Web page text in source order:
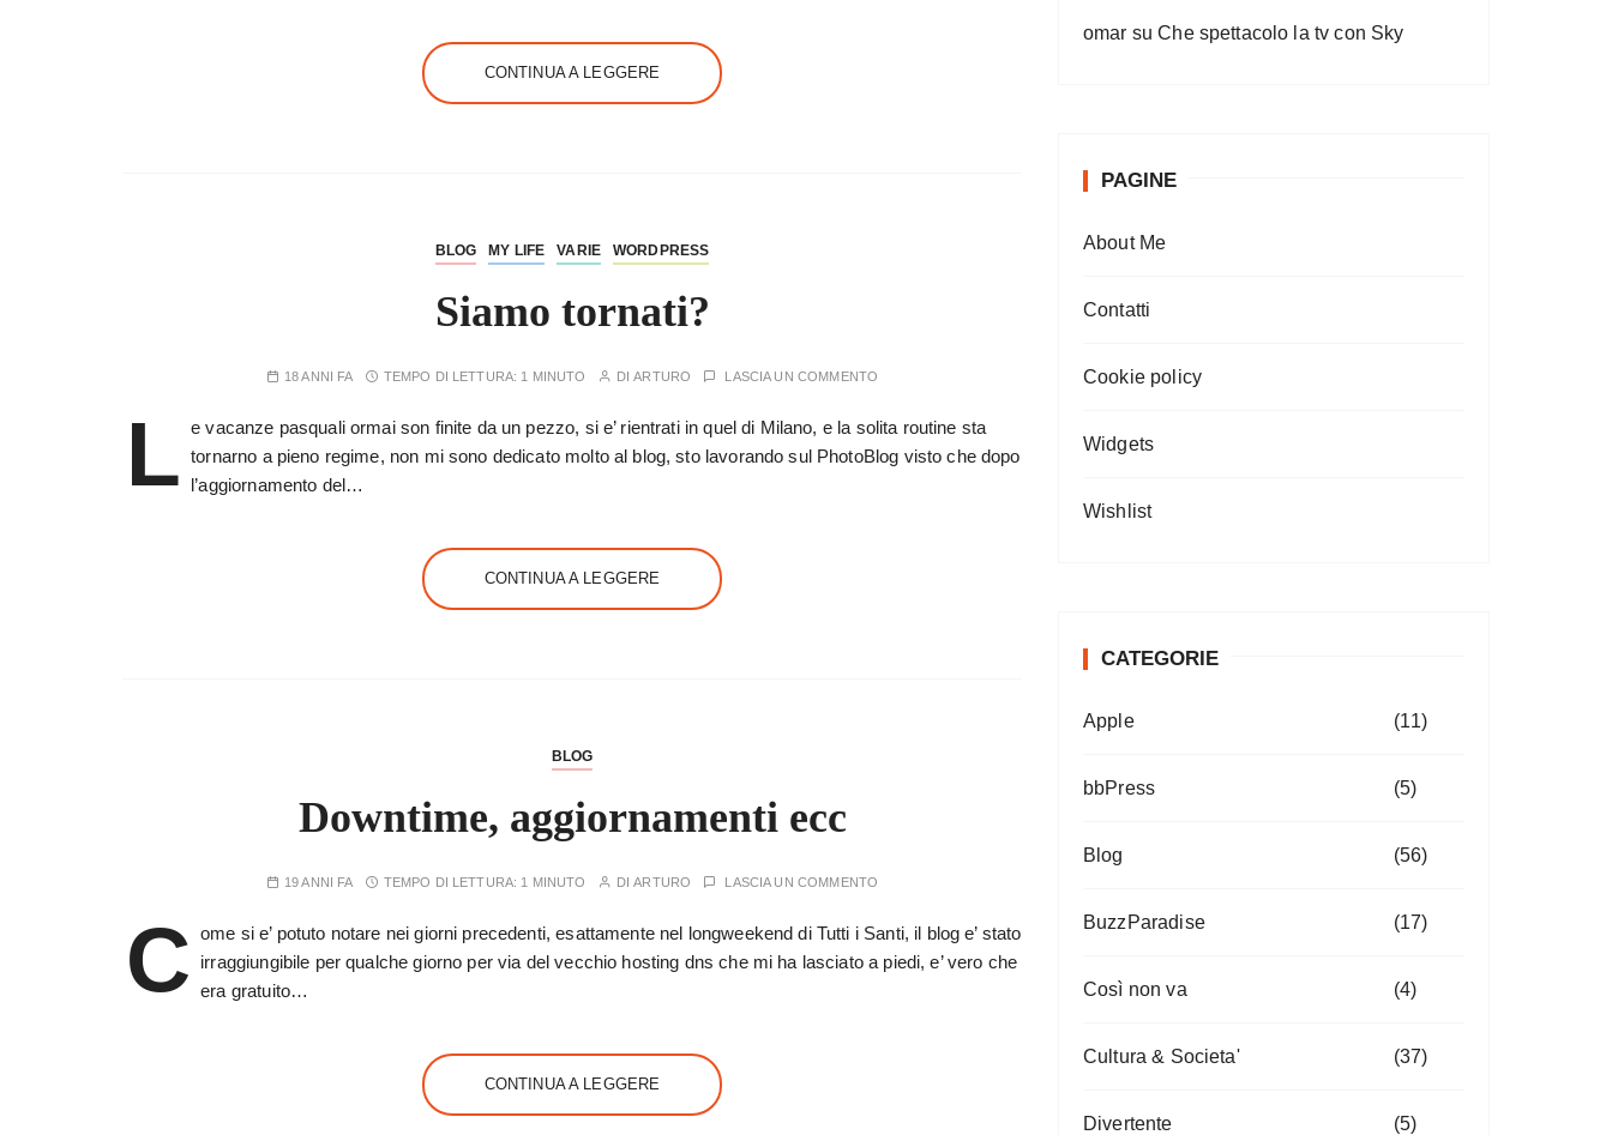
CONTINUA A LEGGERE
BLOG MY LIFE VARIE WORDPRESS
Siamo tornati?
18 ANNI FA TEMPO DI LETTURA: 1 MINUTO DIARTURO LASCIA UN COMMENTO
L e vacanze pasquali ormai son finite da un pezzo, si e’ rientrati in quel di Milano, e la solita routine sta
tornarno a pieno regime, non mi sono dedicato molto al blog, sto lavorando sul PhotoBlog visto che dopo
l’aggiornamento del…
CONTINUA A LEGGERE
BLOG
Downtime, aggiornamenti ecc
19 ANNI FA TEMPO DI LETTURA: 1 MINUTO DIARTURO LASCIA UN COMMENTO
C ome si e’ potuto notare nei giorni precedenti, esattamente nel longweekend di Tutti i Santi, il blog e’ stato
irraggiungibile per qualche giorno per via del vecchio hosting dns che mi ha lasciato a piedi, e’ vero che
era gratuito…
CONTINUA A LEGGERE
omar suChe spettacolo la tv con Sky
PAGINE
About Me
Contatti
Cookie policy
Widgets
Wishlist
CATEGORIE
Apple (11)
bbPress (5)
Blog (56)
BuzzParadise (17)
Così non va (4)
Cultura & Societa' (37)
Divertente (5)